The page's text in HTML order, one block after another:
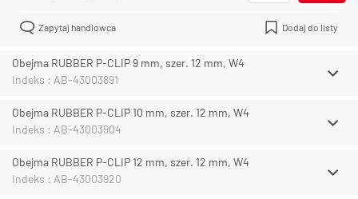
Zapytaj handlowca Dodaj do listy
Obejma RUBBER P-CLIP 9 mm, szer. 12 mm, W4
Indeks : AB-43003891
Obejma RUBBER P-CLIP 10 mm, szer. 12 mm, W4
Indeks : AB-43003904
Obejma RUBBER P-CLIP 12 mm, szer. 12 mm, W4
Indeks : AB-43003920